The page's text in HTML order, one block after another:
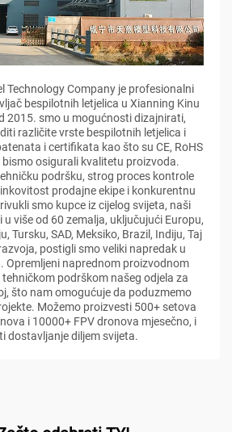
Technology Company je profesionalni
bespilotnih letjelica u Xianning Kinu
2015. smo u mogućnosti dizajnirati,
različite vrste bespilotnih letjelica i
i certifikata kao što su CE, RoHS
bismo osigurali kvalitetu proizvoda.
podršku, strog proces kontrole
prodajne ekipe i konkurentnu
smo kupce iz cijelog svijeta, naši
više od 60 zemalja, uključujući Europu,
Tursku, SAD, Meksiko, Brazil, Indiju, Taj
postigli smo veliki napredak u
Opremljeni naprednom proizvodnom
tehničkom podrškom našeg odjela za
što nam omogućuje da poduzmemo
Možemo proizvesti 500+ setova
i 10000+ FPV dronova mjesečno, i
dostavljanje diljem svijeta.